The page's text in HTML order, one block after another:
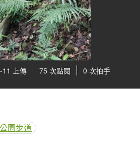
11 上傳 75 次點閱 0 次拍手
園步道